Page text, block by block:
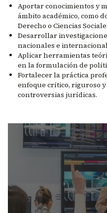
Aportar conocimientos y
ámbito académico, como
Derecho o Ciencias
Desarrollar
nacionales e
Aplicar herramientas
en la formulación de
Fortalecer la práctica
enfoque crítico, riguroso
controversias jurídicas.